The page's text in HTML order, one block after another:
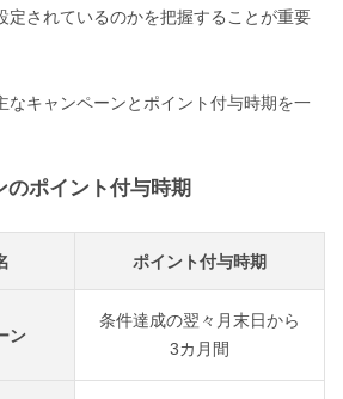
定されているのかを把握することが重要
なキャンペーンとポイント付与時期を一
ポイント付与時期
ポイント付与時期
ン
条件達成の翌々月末日から
3カ月間